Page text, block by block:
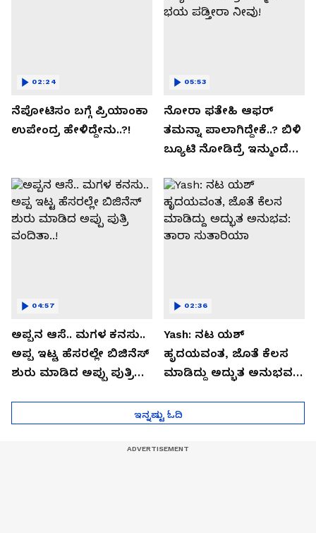
ನೆಪೋಟಿಸಂ ಬಗ್ಗೆ ಪ್ರಿಯಾಂಕಾ
ಉಪೇಂದ್ರ ಹೇಳಿದ್ದೇನು..?!
02:24
ನೋರಾ ಫತೇಹಿ ಆಫರ್​
ತಮನ್ನಾ ಪಾಲಾಗಿದ್ದೇಕೆ..? ಬಿಳಿ
ಬ್ಯೂಟಿ ನೋಡಿದ್ರೆ ಇನ್ಮುಂದೆ
05:53
ಅಪ್ಪನ ಆಸೆ.. ಮಗಳ ಕನಸು..
ಅಪ್ಪ ಇಟ್ಟ ಹೆಸರಲ್ಲೇ ಬಿಜಿನೆಸ್​
ಶುರು ಮಾಡಿದ ಅಪ್ಪು ಪುತ್ರಿ
04:57
Yash: ನಟ ಯಶ್​
ಹೃದಯವಂತ, ಜೊತೆ ಕೆಲಸ
ಮಾಡಿದ್ದು ಅದ್ಭುತ ಅನುಭವ:
02:36
ಇನ್ನಷ್ಟು ಓದಿ